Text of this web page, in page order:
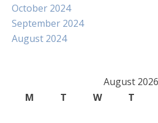
October 2024
September 2024
August 2024
August 2026
M
T W T